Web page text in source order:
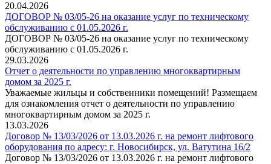
20.04.2026
ДОГОВОР № 03/05-26 на оказание услуг по техническому
обслуживанию c 01.05.2026 г.
ДОГОВОР № 03/05-26 на оказание услуг по техническому
обслуживанию c 01.05.2026 г.
29.03.2026
Отчет о деятельности по управлению многоквартирным
домом за 2025 г.
Уважаемые жильцы и собственники помещений! Размещаем
для ознакомления отчет о деятельности по управлению
многоквартирным домом за 2025 г.
13.03.2026
Договор № 13/03/2026 от 13.03.2026 г. на ремонт лифтового
оборудования по адресу: г. Новосибирск, ул. Ватутина 16/2
Договор № 13/03/2026 от 13.03.2026 г. на ремонт лифтового